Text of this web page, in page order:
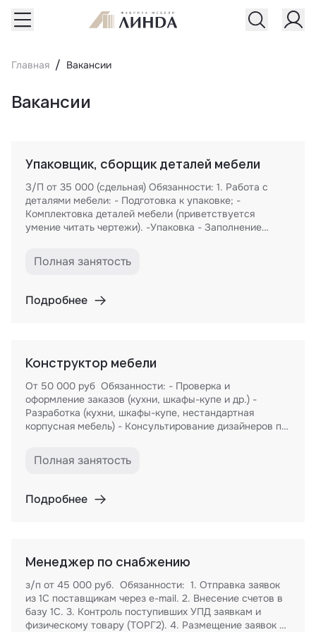
Главная Вакансии
Вакансии
Упаковщик, сборщик деталей мебели
З/П от 35 000 (сдельная) Обязанности: 1. Работа с
деталями мебели: - Подготовка к упаковке; -
Комплектовка деталей мебели (приветствуется
умение читать чертежи). -Упаковка - Заполнение
Внимательность и аккуратность Условия: 1. Место
работы: г.Челябинск. ул.. 1-я Потребительская 4А. 2.
воскресенье - выходной. 3. Официальное
трудоустройство.
Полная занятость
Подробнее
Конструктор мебели
От 50 000 руб Обязанности: - Проверка и
оформление заказов (кухни, шкафы-купе и др.) -
Разработка (кухни, шкафы-купе, нестандартная
корпусная мебель) - Консультирование дизайнеров по
установленных сроков; - Создание схем сборок.
Требования: - Техническое образование (не ниже
корпусной мебели от 3 лет; - Знание конструктива
корпусной мебели; - Знание мебельной фурнитуры; -
Приветствуется знание 1С; - Готовность и способность
к обучению; - Опыт работы на производственных
участках (распил, кромление, присадка, сборка) будет
большим плюсом. Условия: - Официальное
трудоустройство. - Полный соц.пакет. - График
работы: 5/2 с 9-00 до 18-00. - Место работы -
Полная занятость
Подробнее
Менеджер по снабжению
з/п от 45 000 руб. Обязанности: 1. Отправка заявок
из 1С поставщикам через e-mail. 2. Внесение счетов в
базу 1С. 3. Контроль поступивших УПД заявкам и
физическому товару (ТОРГ2). 4. Размещение заявок на